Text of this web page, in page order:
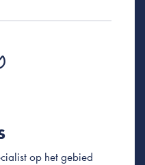
op het gebied